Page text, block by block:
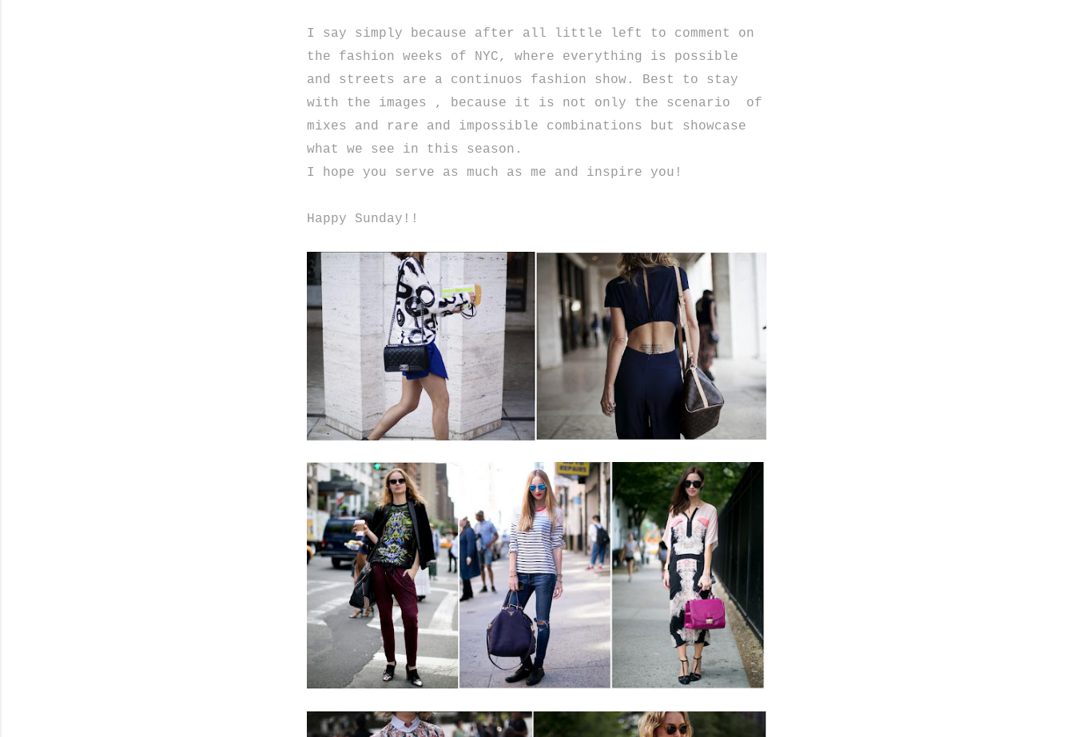
I say simply because after all little left to
comment on
the
fashion weeks of NYC, where
everything is possible
and
streets are a continuos fashion show . Best
to stay
with
the images , because it is not only the scenario of
mixes and
rare and impossible combinations but
showcase
what we see in
this season.
I hope you
serve as much as me and inspire you !
Happy Sunday !!